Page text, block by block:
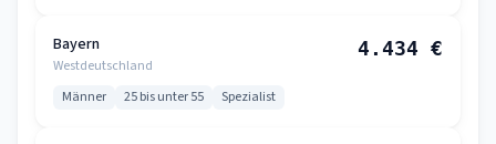
Bayern
Westdeutschland
4.434 €
Männer 25 bis unter 55 Spezialist